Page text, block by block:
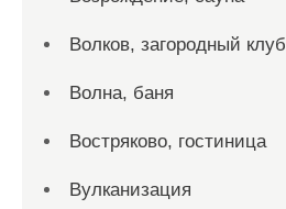
Волков, загородный клуб
Волна, баня
Востряково, гостиница
Вулканизация